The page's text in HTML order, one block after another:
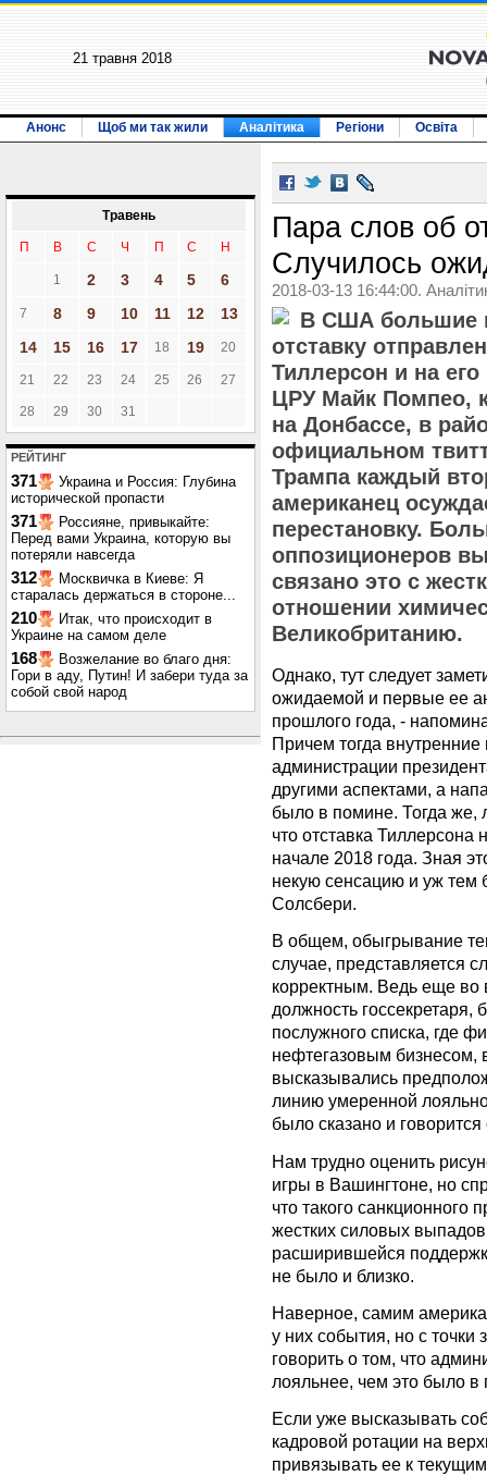
21 травня 2018
Анонс Щоб ми так жили Аналітика Регіони Освіта
Травень
П В С Ч П С Н
1 2 3 4 5 6
7 8 9 10 11 12
13
14
15 16 17 18 19 20
21 22 23 24 25 26 27
28 29 30 31
РЕЙТИНГ
371
Украина и Россия: Глубина
исторической пропасти
371
Россияне, привыкайте:
Перед вами Украина, которую вы
потеряли навсегда
312
Москвичка в Киеве: Я
старалась держаться в стороне...
210
Итак, что происходит в
Украине на самом деле
168
Возжелание во благо дня:
Гори в аду, Путин! И забери туда за
собой свой народ
Пара слов об
Случилось
2018-03-13 16:44:00.
В США большие
отставку
Тиллерсон и на
ЦРУ Майк Помпео,
на Донбассе, в
официальном
Трампа каждый
американец
перестановку.
оппозиционеров
связано это с
отношении
Великобританию.
Однако, тут следует
ожидаемой и первые ее
прошлого года, -
Причем тогда
администрации
другими аспектами, а
было в помине. Тогда же,
что отставка Тиллерсона
начале 2018 года. Зная
некую сенсацию и уж тем
Солсбери.
В общем, обыгрывание
случае, представляется
корректным. Ведь еще во
должность госсекретаря,
послужного списка, где
нефтегазовым бизнесом,
высказывались
линию умеренной
было сказано и
Нам трудно оценить
игры в Вашингтоне, но
что такого
жестких силовых
расширившейся
не было и близко.
Наверное, самим
у них события, но с
говорить о том, что
лояльнее, чем это было
Если уже высказывать
кадровой ротации на
привязывать ее к